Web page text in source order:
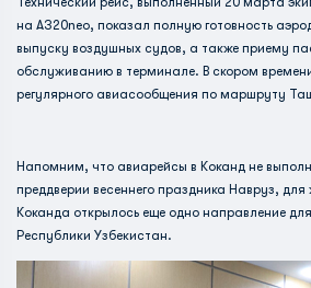
на А320neo, показал полную готовность
выпуску воздушных судов, а также приему
обслуживанию в терминале. В скором
регулярного авиасообщения по маршруту
Напомним, что авиарейсы в Коканд не
преддверии весеннего праздника Навруз,
Коканда открылось еще одно направление
Республики Узбекистан.